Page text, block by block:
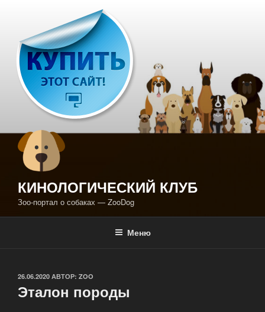
содержимому
КИНОЛОГИЧЕСКИЙ КЛУБ
Зоо-портал о собаках — ZooDog
Меню
ОПУБЛИКОВАНО
26.06.2020 АВТОР: ZOO
Эталон породы